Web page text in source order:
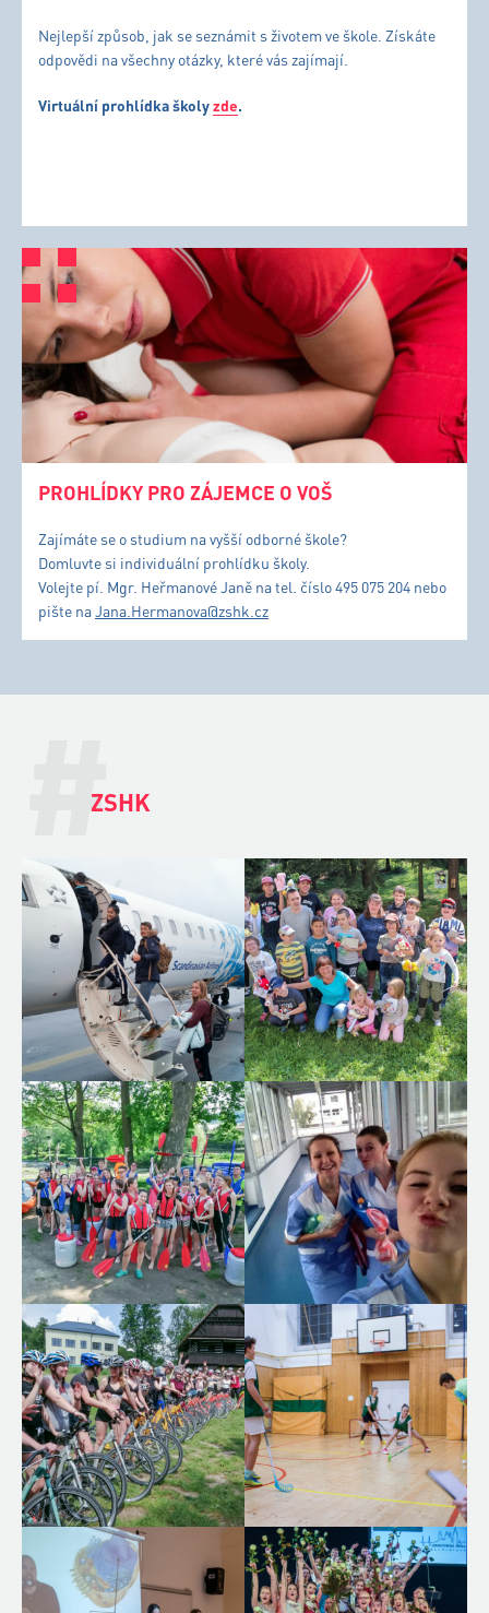
Nejlepší způsob, jak se seznámit s životem ve škole. Získáte
odpovědi na všechny otázky, které vás zajímají.
Virtuální prohlídka školyzde.
PROHLÍDKY PRO ZÁJEMCE O VOŠ
Zajímáte se o studium na vyšší odborné škole?
Domluvte si individuální prohlídku školy.
Volejte pí. Mgr. Heřmanové Janě na tel. číslo 495 075 204 nebo
pište naJana.Hermanova@zshk.cz
#
ZSHK